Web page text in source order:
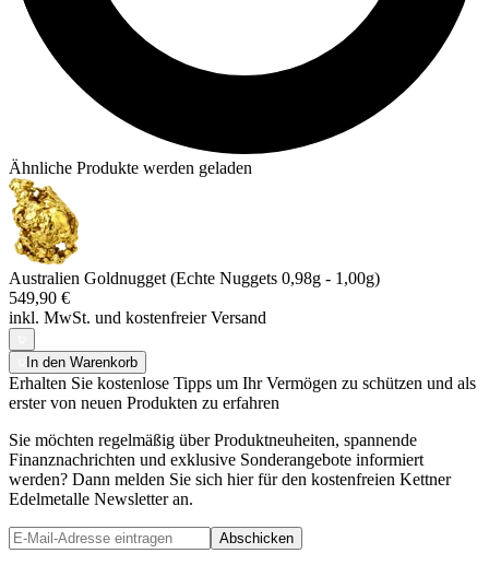
Ähnliche Produkte werden geladen
Australien Goldnugget (Echte Nuggets 0,98g - 1,00g)
549,90 €
inkl. MwSt. und kostenfreier Versand
In den Warenkorb
Erhalten Sie kostenlose Tipps um Ihr Vermögen zu schützen und als
erster von neuen Produkten zu erfahren
Sie möchten regelmäßig über Produktneuheiten, spannende
Finanznachrichten und exklusive Sonderangebote informiert
werden? Dann melden Sie sich hier für den kostenfreien Kettner
Edelmetalle Newsletter an.
Abschicken